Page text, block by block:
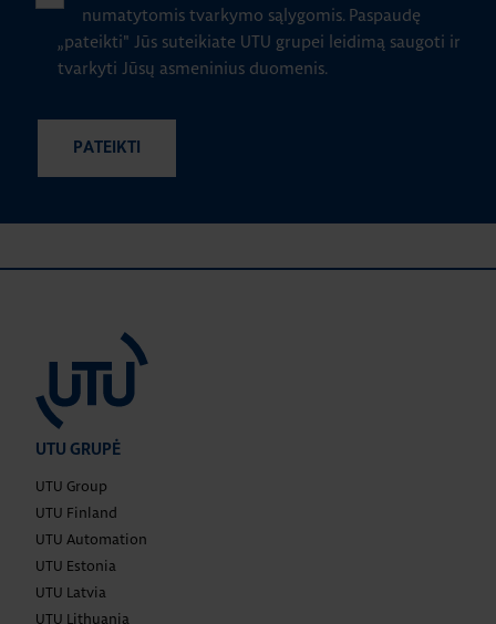
numatytomis tvarkymo sąlygomis. Paspaudę
„pateikti" Jūs suteikiate UTU grupei leidimą saugoti ir
tvarkyti Jūsų asmeninius duomenis.
UTU GRUPĖ
UTU Group
UTU Finland
UTU Automation
UTU Estonia
UTU Latvia
UTU Lithuania